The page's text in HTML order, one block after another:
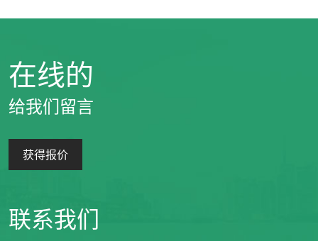
在线的
给我们留言
获得报价
联系我们